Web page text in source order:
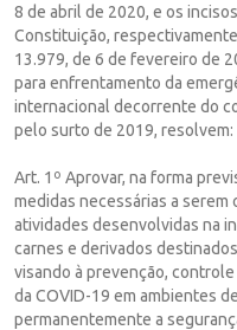
8 de abril de 2020, e os
Constituição,
13.979, de 6 de fevereiro de
para enfrentamento da
internacional decorrente do
pelo surto de 2019, resolvem:
Art. 1º Aprovar, na forma
medidas necessárias a
atividades desenvolvidas na
carnes e derivados
visando à prevenção,
da COVID-19 em ambientes
permanentemente a